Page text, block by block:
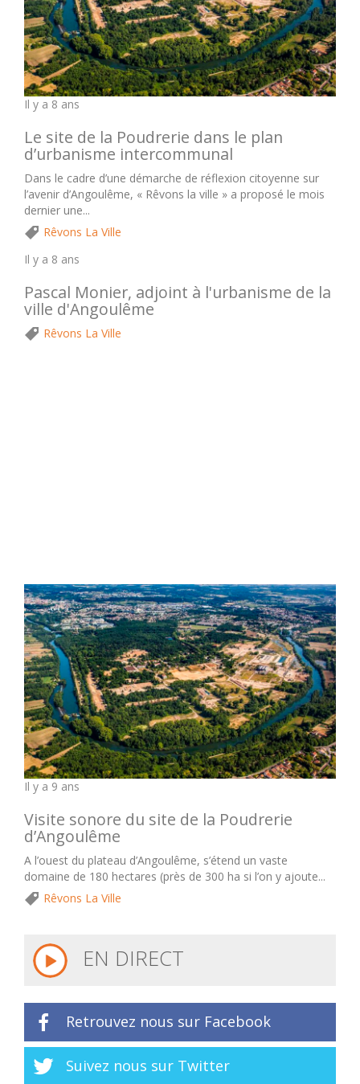
Il y a 8 ans
Le site de la Poudrerie dans le plan
d’urbanisme intercommunal
Dans le cadre d’une démarche de réflexion citoyenne sur
l’avenir d’Angoulême, « Rêvons la ville » a proposé le mois
dernier une...
Rêvons La Ville
Il y a 8 ans
Pascal Monier, adjoint à l'urbanisme de la
ville d'Angoulême
Rêvons La Ville
Il y a 9 ans
Visite sonore du site de la Poudrerie
d’Angoulême
A l’ouest du plateau d’Angoulême, s’étend un vaste
domaine de 180 hectares (près de 300 ha si l’on y ajoute...
Rêvons La Ville
EN DIRECT
Retrouvez nous sur Facebook
Suivez nous sur Twitter